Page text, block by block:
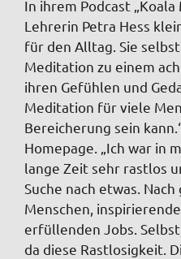
In ihrem Podcast
Lehrerin Petra Hess
für den Alltag. Sie
Meditation zu einem
ihren Gefühlen und
Meditation für viele
Bereicherung sein
Homepage. „Ich war in
lange Zeit sehr rastlos
Suche nach etwas.
Menschen,
erfüllenden Jobs.
da diese Rastlosigkeit.